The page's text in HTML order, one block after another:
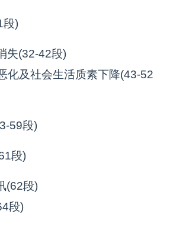
段)
失(32-42段)
化及社会生活质素下降(43-52
59段)
段)
(62段)
段)